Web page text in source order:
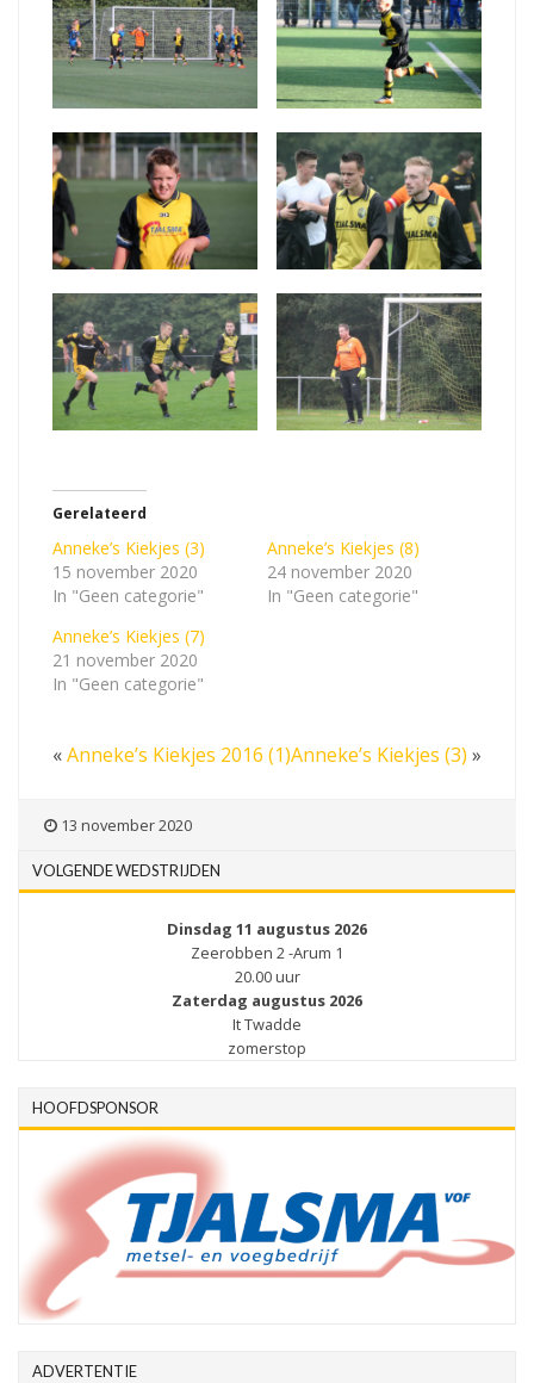
Gerelateerd
Anneke’s Kiekjes (3)
15 november 2020
In "Geen categorie"
Anneke’s Kiekjes (8)
24 november 2020
In "Geen categorie"
Anneke’s Kiekjes (7)
21 november 2020
In "Geen categorie"
«Anneke’s Kiekjes 2016 (1)Anneke’s Kiekjes (3) »
13 november 2020
VOLGENDE WEDSTRIJDEN
Dinsdag 11 augustus 2026
Zeerobben 2 -Arum 1
20.00 uur
Zaterdag augustus 2026
It Twadde
zomerstop
HOOFDSPONSOR
ADVERTENTIE